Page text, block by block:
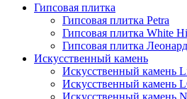
Гипсовая плитка
Гипсовая плитка Petra
Гипсовая плитка White
Гипсовая плитка
Искусственный камень
Искусственный камень
Искусственный камень
Искусственный камень